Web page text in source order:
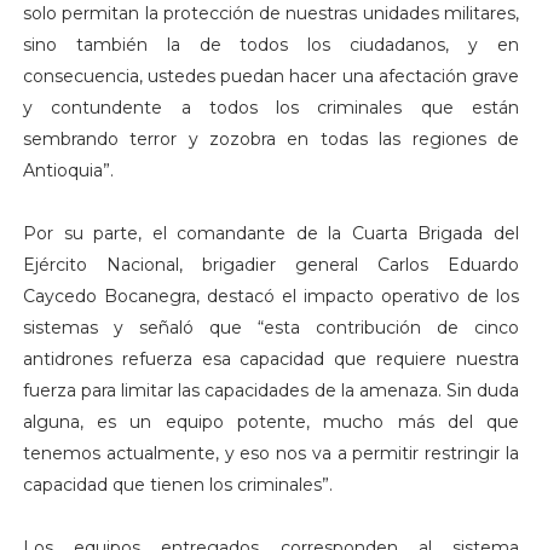
solo permitan la protección de nuestras unidades militares,
sino también la de todos los ciudadanos, y en
consecuencia, ustedes puedan hacer una afectación grave
y contundente a todos los criminales que están
sembrando terror y zozobra en todas las regiones de
Antioquia”.
Por su parte, el comandante de la Cuarta Brigada del
Ejército Nacional, brigadier general Carlos Eduardo
Caycedo Bocanegra, destacó el impacto operativo de los
sistemas y señaló que “esta contribución de cinco
antidrones refuerza esa capacidad que requiere nuestra
fuerza para limitar las capacidades de la amenaza. Sin duda
alguna, es un equipo potente, mucho más del que
tenemos actualmente, y eso nos va a permitir restringir la
capacidad que tienen los criminales”.